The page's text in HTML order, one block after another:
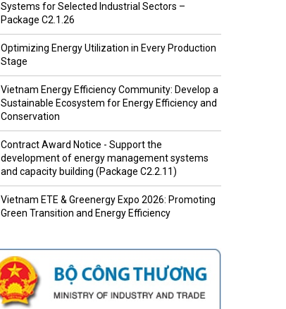
Systems for Selected Industrial Sectors –
Package C2.1.26
Optimizing Energy Utilization in Every Production
Stage
Vietnam Energy Efficiency Community: Develop a
Sustainable Ecosystem for Energy Efficiency and
Conservation
Contract Award Notice - Support the
development of energy management systems
and capacity building (Package C2.2.11)
Vietnam ETE & Greenergy Expo 2026: Promoting
Green Transition and Energy Efficiency